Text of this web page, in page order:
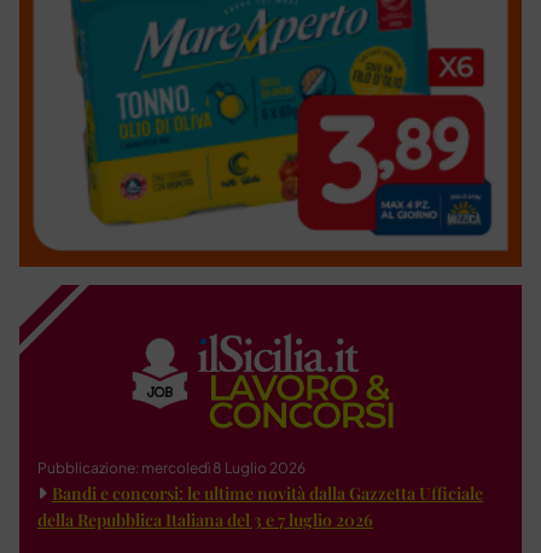
Pubblicazione: mercoledì 8 Luglio 2026
Bandi e concorsi: le ultime novità dalla Gazzetta Ufficiale
della Repubblica Italiana del 3 e 7 luglio 2026